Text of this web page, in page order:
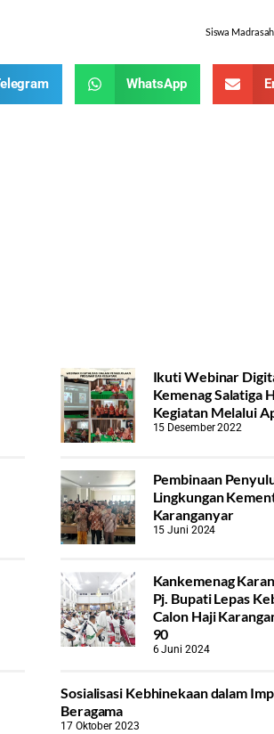
Siswa
WhatsApp
Ikuti Webinar
Kemenag Salatiga
Kegiatan Melalui
15 Desember 2022
Pembinaan
Lingkungan
Karanganyar
15 Juni 2024
Kankemenag
Pj. Bupati Lepas
Calon Haji
90
6 Juni 2024
Sosialisasi Kebhinekaan dalam
Beragama
17 Oktober 2023